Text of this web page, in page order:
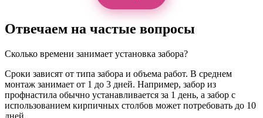
Отвечаем на частые вопросы
Сколько времени занимает установка забора?
Сроки зависят от типа забора и объема работ. В среднем
монтаж занимает от 1 до 3 дней. Например, забор из
профнастила обычно устанавливается за 1 день, а забор с
использованием кирпичных столбов может потребовать до 10
дней.